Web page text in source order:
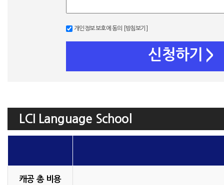
개인정보 보호에 동의 [방침보기]
신청하기 >
LCI Language School
캐공 총 비용